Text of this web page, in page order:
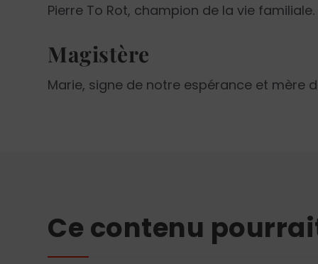
Pierre To Rot, champion de la vie familiale.
Magistère
Marie, signe de notre espérance et mère
Ce contenu